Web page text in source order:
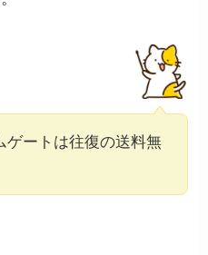
ゲートは往復の送料無